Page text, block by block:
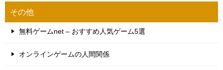
その他
無料ゲームnet – おすすめ人気ゲーム5選
オンラインゲームの人間関係